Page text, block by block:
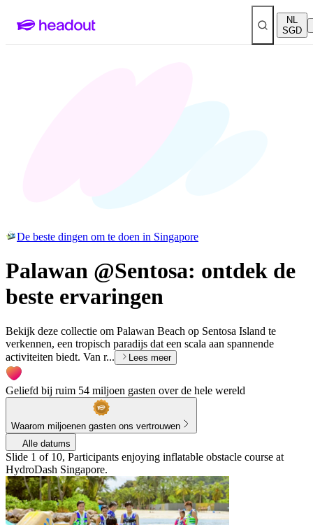
NL
SGD
De beste dingen om te doen in Singapore
Palawan @Sentosa: ontdek de
beste ervaringen
Bekijk deze collectie om Palawan Beach op Sentosa Island te
verkennen, een tropisch paradijs dat een scala aan spannende
activiteiten biedt. Van r...
Lees meer
Geliefd bij ruim 54 miljoen gasten over de hele wereld
Waarom miljoenen gasten ons vertrouwen
Alle datums
Slide 1 of 10, Participants enjoying inflatable obstacle course at
HydroDash Singapore.